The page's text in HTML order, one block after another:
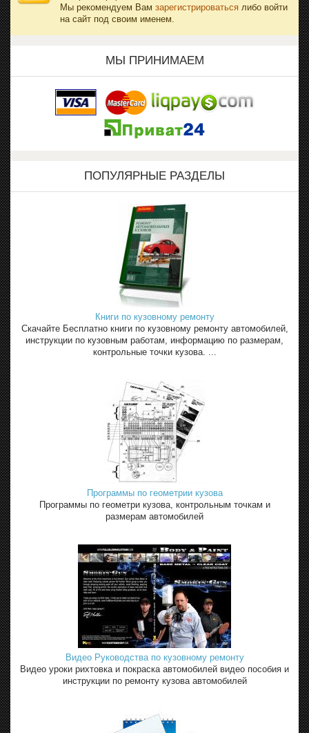
Мы рекомендуем Вам зарегистрироваться либо войти
на сайт под своим именем.
МЫ ПРИНИМАЕМ
ПОПУЛЯРНЫЕ РАЗДЕЛЫ
Книги по кузовному ремонту
Скачайте Бесплатно книги по кузовному ремонту автомобилей,
инструкции по кузовным работам, информацию по размерам,
контрольные точки кузова. ...
Программы по геометрии кузова
Программы по геометри кузова, контрольным точкам и
размерам автомобилей
Видео Руководства по кузовному ремонту
Видео уроки рихтовка и покраска автомобилей видео пособия и
инструкции по ремонту кузова автомобилей